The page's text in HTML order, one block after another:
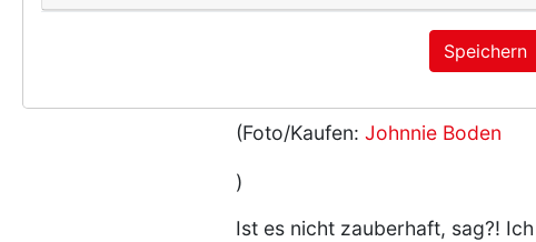
(Foto/Kaufen: Johnnie Boden
)
Ist es nicht zauberhaft, sag?!
Speichern